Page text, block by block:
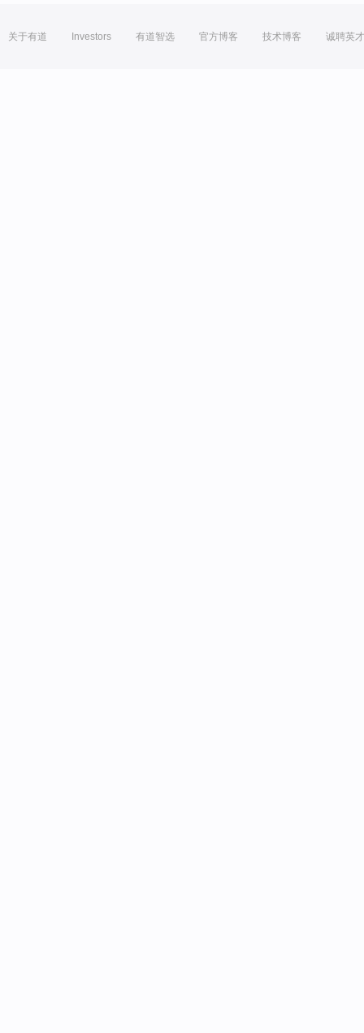
关于有道 Investors 有道智选 官方博客 技术博客 诚聘英才